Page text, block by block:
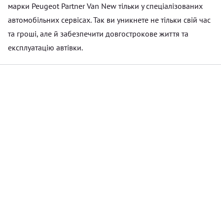
марки Peugeot Partner Van New тільки у спеціалізованих
автомобільних сервісах. Так ви уникнете не тільки свій час
та гроші, але й забезпечити довгострокове життя та
експлуатацію автівки.